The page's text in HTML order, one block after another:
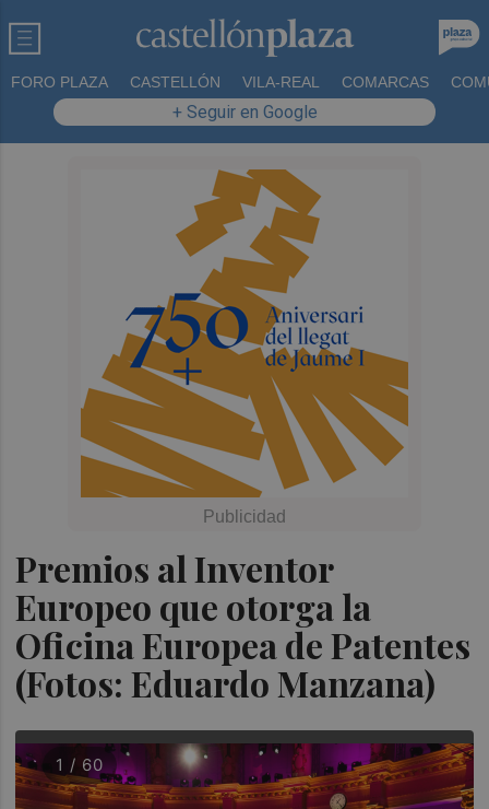
FORO PLAZA CASTELLÓN VILA-REAL COMARCAS
+ Seguir en Google
Premios al Inventor
Europeo que otorga la
Oficina Europea de Patentes
(Fotos: Eduardo Manzana)
1 / 60